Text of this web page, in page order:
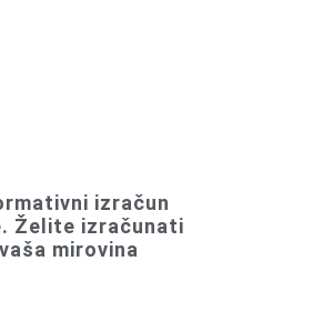
izračun
Želite izračunati
mirovina